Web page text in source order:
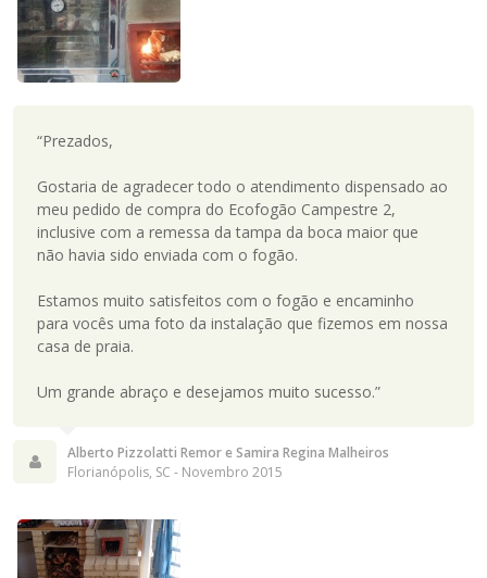
“Prezados,
Gostaria de agradecer todo o atendimento dispensado ao
meu pedido de compra do Ecofogão Campestre 2,
inclusive com a remessa da tampa da boca maior que
não havia sido enviada com o fogão.
Estamos muito satisfeitos com o fogão e encaminho
para vocês uma foto da instalação que fizemos em nossa
casa de praia.
Um grande abraço e desejamos muito sucesso.”
Alberto Pizzolatti Remor e Samira Regina Malheiros
Florianópolis, SC - Novembro 2015